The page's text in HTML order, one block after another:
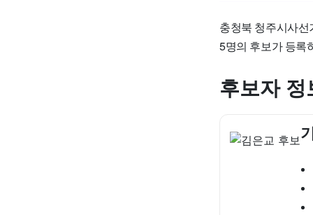
충청북 청주시사
5명의 후보가 등록
후보자 정